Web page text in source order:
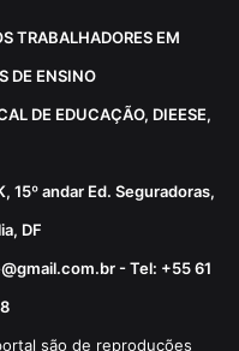
TRABALHADORES EM
DE ENSINO
DE EDUCAÇÃO, DIEESE,
15º andar Ed. Seguradoras,
DF
- Tel: +55 61
são de reproduções